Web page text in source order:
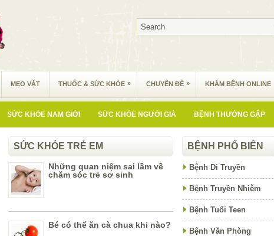
MẸO VẶT THUỐC & SỨC KHỎE » CHUYÊN ĐỀ » KHÁM BỆNH ONLINE
SỨC KHỎE NAM GIỚI SỨC KHỎE NGƯỜI GIÀ BỆNH THƯỜNG GẶP
SỨC KHỎE TRẺ EM
Những quan niệm sai lầm về
chăm sóc trẻ sơ sinh
Bé có thể ăn cà chua khi nào?
BỆNH PHỔ BIẾN
Bệnh Di Truyền
Bệnh Truyền Nhiễm
Bệnh Tuổi Teen
Bệnh Văn Phòng